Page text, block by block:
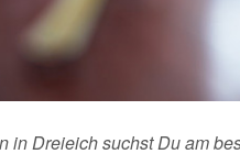
in Dreieich suchst Du am